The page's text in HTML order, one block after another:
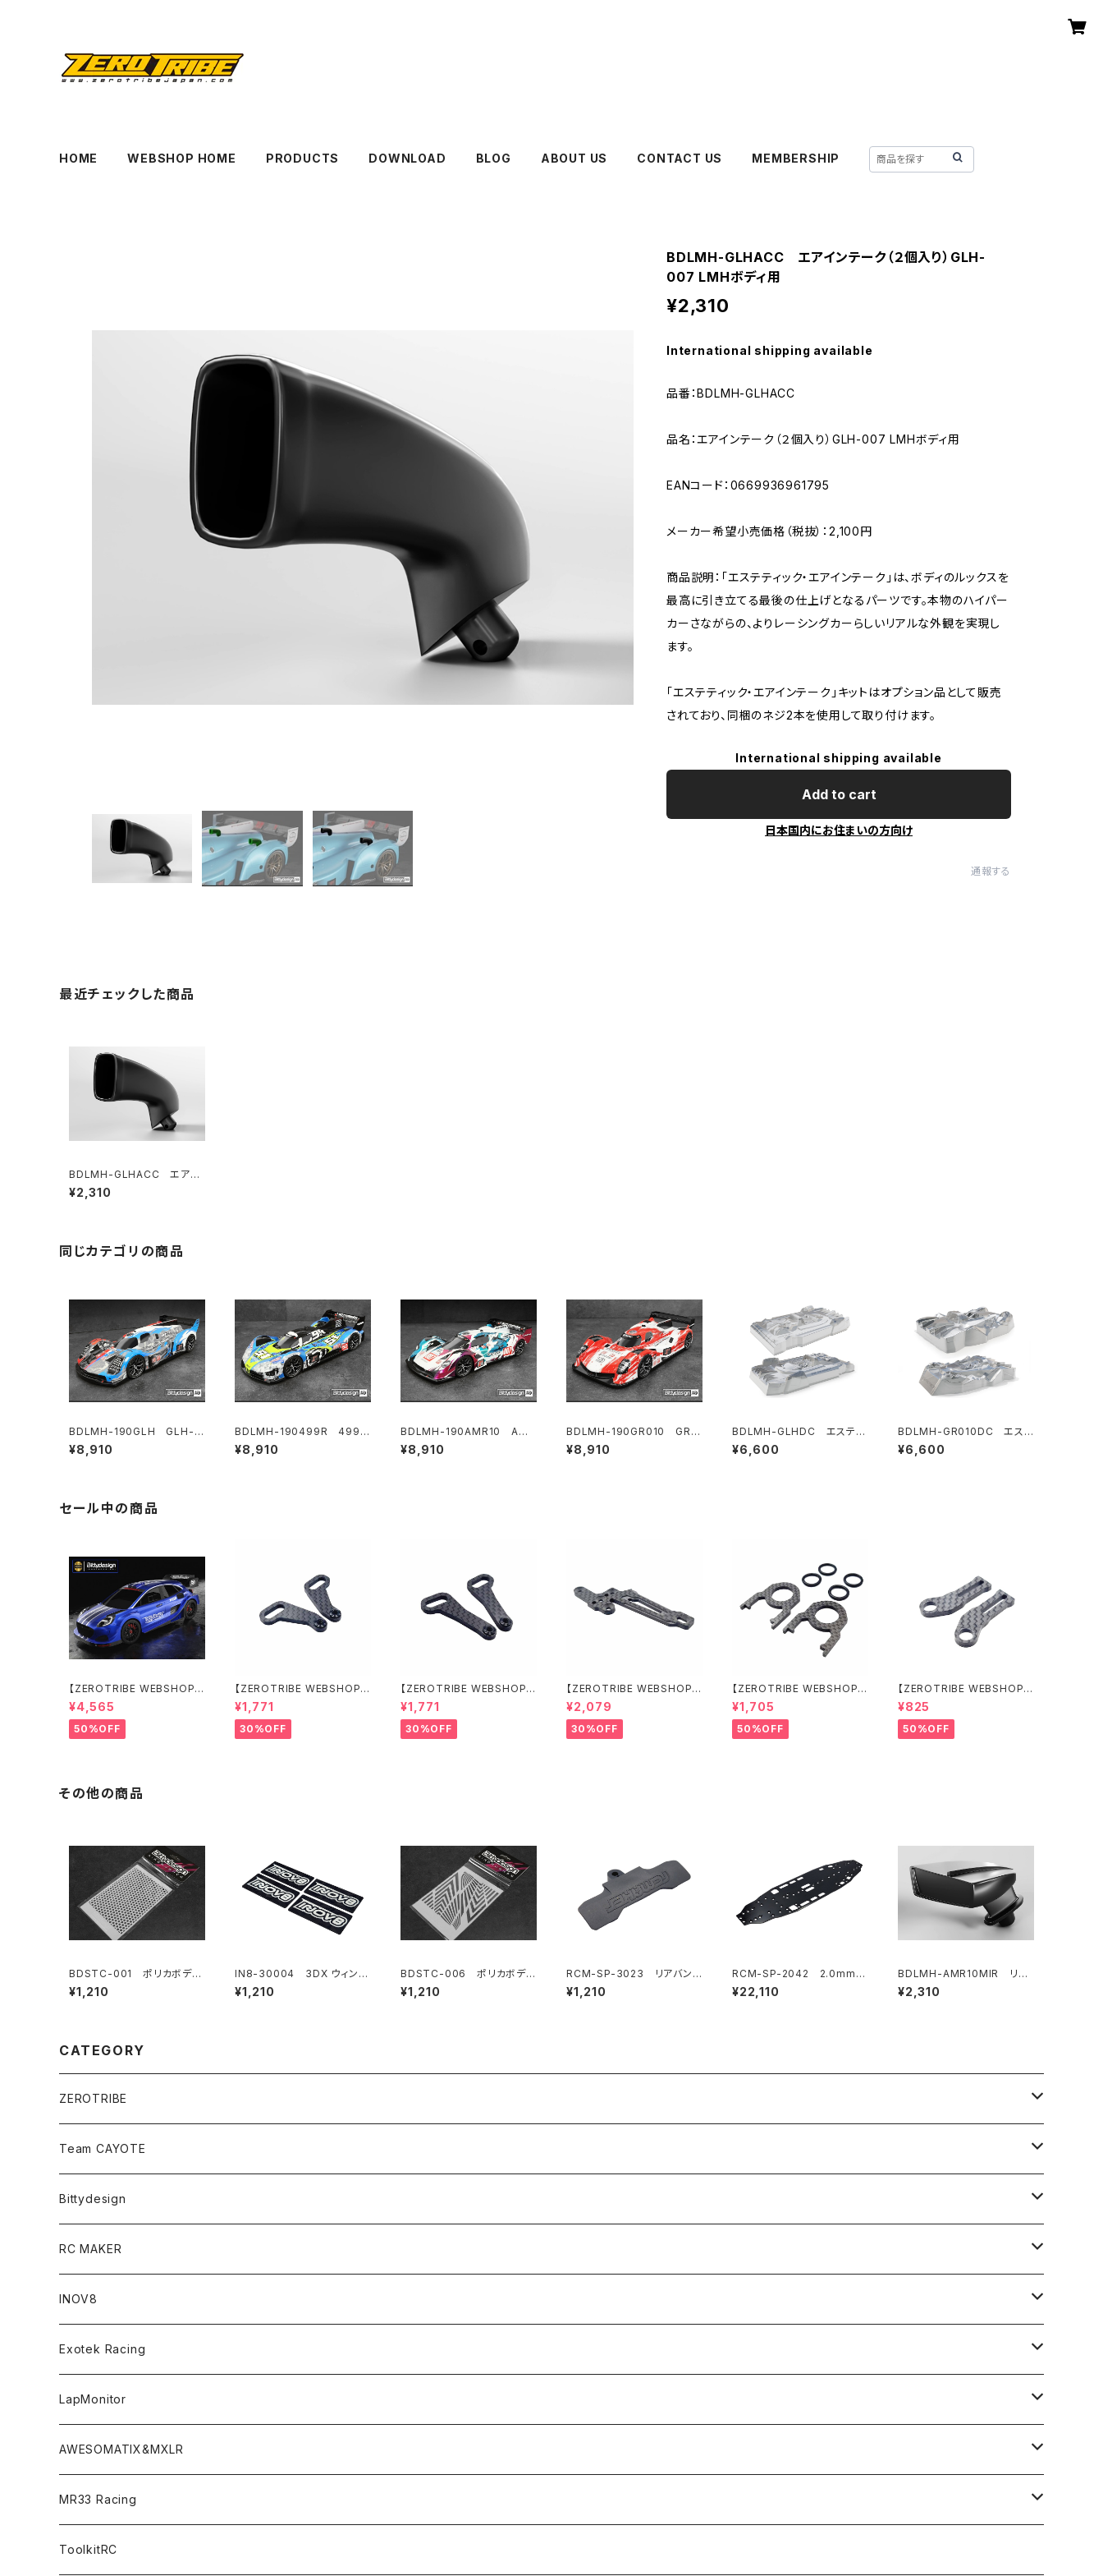
HOME WEBSHOP HOME PRODUCTS DOWNLOAD BLOG ABOUT US CONTACT US MEMBERSHIP
BDLMH-GLHACC エアインテーク（２個入り）GLH-
007 LMHボディ用
¥2,310
International shipping available
品番：BDLMH-GLHACC
品名：エアインテーク（２個入り）GLH-007 LMHボディ用
EANコード：0669936961795
メーカー希望小売価格（税抜）：2,100円
商品説明：「エステティック・エアインテーク」は、ボディのルックスを
最高に引き立てる最後の仕上げとなるパーツです。本物のハイパー
カーさながらの、よりレーシングカーらしいリアルな外観を実現し
ます。
「エステティック・エアインテーク」キットはオプション品として販売
されており、同梱のネジ2本を使用して取り付けます。
International shipping available
Add to cart
日本国内にお住まいの方向け
通報する
最近チェックした商品
BDLMH-GLHACC エアイ
ンテーク（２個入り）GLH-00
7 LMHボディ用
¥2,310
同じカテゴリの商品
BDLMH-190GLH GLH-0
07 クリアハイパーカーボディ
1/10 190mm ロープロファイ
¥8,910
BDLMH-190499R 499R
クリアハイパーカーボディ 1/1
0 190mm ロープロファイル
¥8,910
BDLMH-190AMR10 AMR
10 クリアハイパーカーボディ
1/10 190mm ロープロファイ
¥8,910
BDLMH-190GR010 GR0
10 クリアハイパーカーボディ
1/10 190mm ロープロファイ
¥8,910
BDLMH-GLHDC エステテ
ィックキット GLH-007用 （ド
ライバー+ヘルメット/ライトバ
¥6,600
BDLMH-GR010DC エステ
ティックキット GR010用 （ドラ
イバー+ヘルメット/ライトバケ
¥6,600
セール中の商品
【ZEROTRIBE WEBSHOP
限定価格】BDRX-190P10R
P10R クリアーボディ 1/10
ラリー 190mm ライトウェイト
¥4,565
50%OFF
【ZEROTRIBE WEBSHOP
限定価格】RCM-X4-CSAR
カーボンリアステアリング
アームセット XRAY X4用
¥1,771
30%OFF
【ZEROTRIBE WEBSHOP
限定価格】RCM-X4-CSAF
カーボンフロントステアリン
グアームセット XRAY X4用
¥1,771
30%OFF
【ZEROTRIBE WEBSHOP
限定価格】RCM-X4-FSM-F
GeoCarbon フローティン
グフロントサーボマウント XR
AY X4用
¥2,079
30%OFF
【ZEROTRIBE WEBSHOP
限定価格】RCM-BD11-TSE
カーボンツィーク スティッ
クエンドプレートセット YOK
OMO BD11用
¥1,705
50%OFF
【ZEROTRIBE WEBSHOP
限定価格】RCM-HRP-ZX-B
D10LCE Horizontalリアポ
ストボディマウンティングエク
ステンションプレート Yokom
¥825
50%OFF
その他の商品
BDSTC-001 ポリカボディ
塗装用ステンシル 【Holes】
¥1,210
IN8-30004 3DX ウィング
エンドプレート 1/10 EP オン
ロード用 - INOV8ホワイトロ
¥1,210
BDSTC-006 ポリカボディ
塗装用ステンシル 【Ipnotic
V1】
¥1,210
RCM-SP-3023 リアバンパ
ー
¥1,210
RCM-SP-2042 2.0mm 7
075 T6 アルミニウム シャー
シ SP1用
¥22,110
BDLMH-AMR10MIR リア
ビューミラーキット(LR) AMR
10 LMHボディ用
¥2,310
CATEGORY
ZEROTRIBE
Zetricks（Spare & Optional）
T4 MID Conversion Kit
T4 FWD Conversion Kit
BD9 MID Conversion Kit
Option Parts For TRF420,420X
Option Parts For TA08/TA08R
TA08
TA08R
Option Parts For XRAY T4
Option Parts For YOKOMO BD9
Option Parts For YOKOMO BD8
Team CAYOTE
Batteries
Merchandise
Accessories
CREST ESC
CREST X EVO
CRESR RS120
CREST Stocki Motor
CREST Modi Motor
Special Set（ZEROTRIBEオリジナル）
Bittydesign
On-Road Clear Body＜オンロード用ボディ＞
GT8 （1/8 W/B325mm,W/B360mm）
LMH （1/10 190mm）
Liquid Mask＜リキッドマスク＞
Accessories＜バッグ/その他製品＞
Stencils＜エアブラシ用ステンシル＞
RC MAKER
SP2＜組立キット／スペアー＆オプションパーツ＞
SP1＜組立キット／スペアー＆オプションパーツ＞
SP1-F＜組立キット／スペアー＆オプションパーツ＞
Awesomatix
A800MMX
A800R
XRAY
X4
Accessories
INOV8
Bodyshell Accessories
Setup Tools
Pit Accessories
Radio Accessories
Option Parts
Exotek Racing
Bodies
F1ULTRA
RUBBER TIRES＆WHEEL
LapMonitor
Decoder
Transponder
Accessories
AWESOMATIX&MXLR
A800R（KIT＆Spare & Optional）
A12（KIT＆Spare & Optional）
MR33 Racing
Chemicals＜ケミカル＞
ToolkitRC